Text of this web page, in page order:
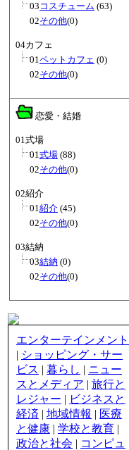
03 コスチューム (63)
02その他(0)
04カフェ
01ペットカフェ (0)
02その他(0)
恋愛・結婚
01式場
01式場 (88)
02その他(0)
02紹介
01紹介 (45)
02その他(0)
03結納
03結納 (0)
02その他(0)
エンターテインメント
| ショッピング・サー
ビス | 暮らし | ニュー
スとメディア | 旅行と
レジャー | ビジネスと
経済 | 地域情報 | 医療
と健康 | 学校と教育 |
政治と社会 | コンピュ